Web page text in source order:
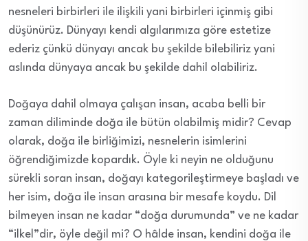
nesneleri birbirleri ile ilişkili yani birbirleri içinmiş gibi
düşünürüz. Dünyayı kendi algılarımıza göre estetize
ederiz çünkü dünyayı ancak bu şekilde bilebiliriz yani
aslında dünyaya ancak bu şekilde dahil olabiliriz.
Doğaya dahil olmaya çalışan insan, acaba belli bir
zaman diliminde doğa ile bütün olabilmiş midir? Cevap
olarak, doğa ile birliğimizi, nesnelerin isimlerini
öğrendiğimizde kopardık. Öyle ki neyin ne olduğunu
sürekli soran insan, doğayı kategorileştirmeye başladı ve
her isim, doğa ile insan arasına bir mesafe koydu. Dil
bilmeyen insan ne kadar “doğa durumunda” ve ne kadar
“ilkel”dir, öyle değil mi? O hâlde insan, kendini doğa ile